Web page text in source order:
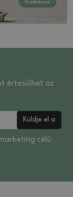
értesülhet az
Küldje el a
célú